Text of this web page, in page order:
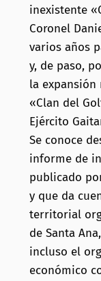
inexistente
Coronel
varios años
y, de paso,
la
«Clan del
Ejército
Se conoce
informe de
publicado
y que da
territorial
de Santa
incluso el
económico